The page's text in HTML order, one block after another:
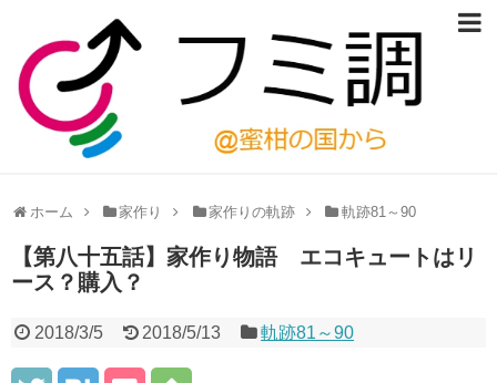
ホーム 家作り 家作りの軌跡 軌跡81～90
【第八十五話】家作り物語 エコキュートはリ
ース？購入？
2018/3/5 2018/5/13 軌跡81～90